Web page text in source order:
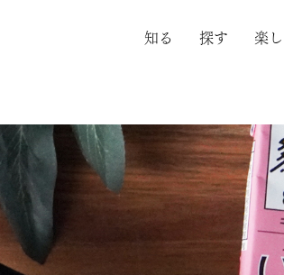
知る 探す 楽